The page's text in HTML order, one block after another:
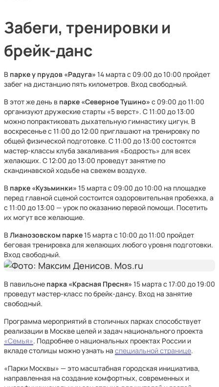
Забеги, тренировки и
брейк-данс
В парке у прудов «Радуга» 14 марта с 09:00 до 10:00 пройдет
забег на дистанцию пять километров. Вход свободный.
В этот же день в парке «Северное Тушино» с 09:00 до 11:00
организуют дружеские старты «5 верст». С 11:00 до 13:00
можно попрактиковать дыхательную гимнастику цигун. В
воскресенье с 11:00 до 12:00 приглашают на тренировку по
общей физической подготовке. С 11:00 до 13:00 состоятся
мастер-классы клуба закаливания «Бодрость» для всех
желающих. С 12:00 до 13:00 проведут занятие по
скандинавской ходьбе на свежем воздухе.
В парке «Кузьминки» 15 марта с 09:00 до 10:00 на площадке
перед главной сценой состоится оздоровительная пробежка, а
с 11:00 до 13:00 — урок по оказанию первой помощи. Посетить
их могут все желающие.
ВЛианозовском парке15 марта с 10:00 до 11:00 пройдет
беговая тренировка для желающих любого уровня подготовки.
Вход свободный.
В павильоне парка «Красная Пресня» 15 марта с 17:00 до 19:00
проведут мастер-класс по брейк-дансу. Вход на занятие
свободный.
Программа мероприятий в столичных парках способствует
реализации в Москве целей и задач национального проекта
«Семья». Подробнее о национальных проектах России и
вкладе столицы можно узнать на специальной странице.
«Парки Москвы» — это масштабная городская инициатива,
направленная на создание комфортных, современных и